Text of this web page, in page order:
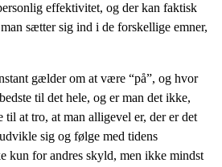
effektivitet, og der kan faktisk
sætter sig ind i de forskellige emner,
gælder om at være “på”, og hvor
til det hele, og er man det ikke,
til at tro, at man alligevel er, der er det
sig og følge med tidens
kun for andres skyld, men ikke mindst